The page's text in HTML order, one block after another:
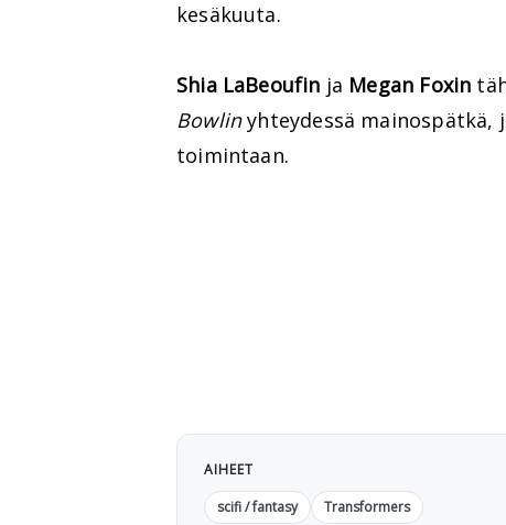
kesäkuuta.
Shia LaBeoufin ja Megan Foxin
Bowlinyhteydessä mainospätkä,
toimintaan.
AIHEET
scifi / fantasy
Transformers